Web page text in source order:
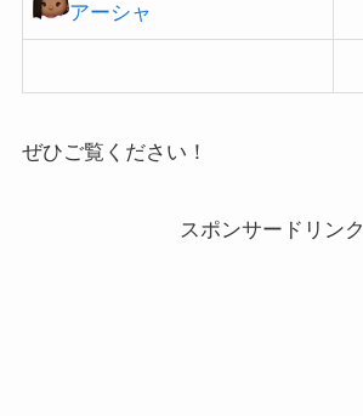
アーシャ
ぜひご覧ください！
スポンサードリンク